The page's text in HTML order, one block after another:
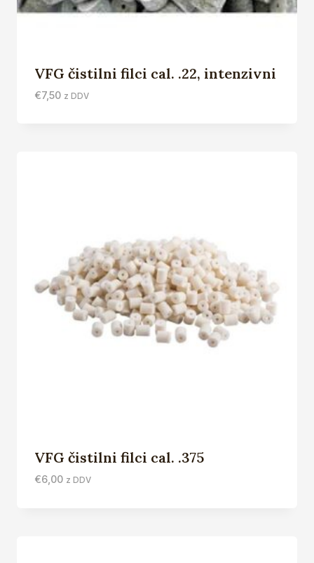
VFG čistilni filci cal. .22, intenzivni
€7,50 z DDV
VFG čistilni filci cal. .375
€6,00 z DDV